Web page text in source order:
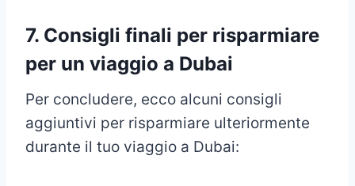
7. Consigli finali per risparmiare
per un viaggio a Dubai
Per concludere, ecco alcuni consigli
aggiuntivi per risparmiare ulteriormente
durante il tuo viaggio a Dubai: